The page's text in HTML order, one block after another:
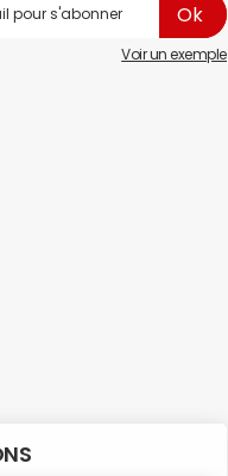
Voir un exemple